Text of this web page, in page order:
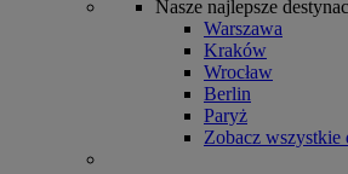
Nasze najlepsze
Warszawa
Kraków
Wrocław
Berlin
Paryż
Zobacz wszystkie